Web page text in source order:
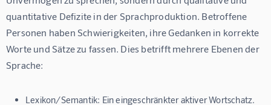
quantitative Defizite in der Sprachproduktion. Betroffene
Personen haben Schwierigkeiten, ihre Gedanken in korrekte
Worte und Sätze zu fassen. Dies betrifft mehrere Ebenen der
Sprache:
Lexikon/Semantik: Ein eingeschränkter aktiver Wortschatz.